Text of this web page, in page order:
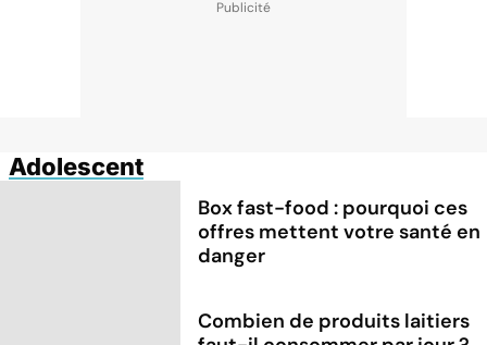
Adolescent
Box fast-food : pourquoi ces
offres mettent votre santé en
danger
Combien de produits laitiers